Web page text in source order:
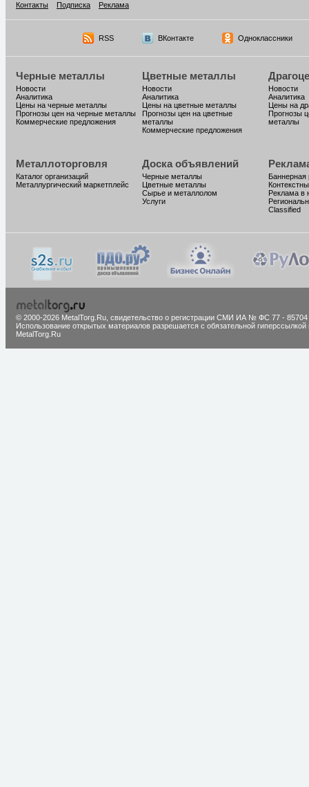
Контакты
Подписка Реклама
RSS ВКонтакте Одноклассники
Черные металлы
Новости
Аналитика
Цены на черные металлы
Прогнозы цен на черные металлы
Коммерческие предложения
Цветные металлы
Новости
Аналитика
Цены на цветные металлы
Прогнозы цен на цветные
металлы
Коммерческие предложения
Новости
Аналитика
Цены на
Прогнозы
металлы
Металлоторговля
Каталог организаций
Металлургический маркетплейс
Доска объявлений
Черные металлы
Цветные металлы
Сырье и металлолом
Услуги
Баннерная
Реклама в
Classified
© 2000-2026 MetalTorg.Ru, cвидетельство о регистрации СМИ ИА № ФС 77 - 85704
Использование открытых материалов разрешается с обязательной гиперссылкой
MetalTorg.Ru